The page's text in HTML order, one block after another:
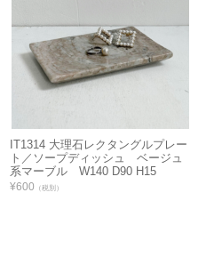
IT1314 大理石レクタングルプレー
ト／ソープディッシュ ベージュ
系マーブル W140 D90 H15
¥600 （税別）